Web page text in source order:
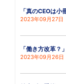
「真のCEOは小
2023年09月27日
「働き方改革？
2023年09月26日